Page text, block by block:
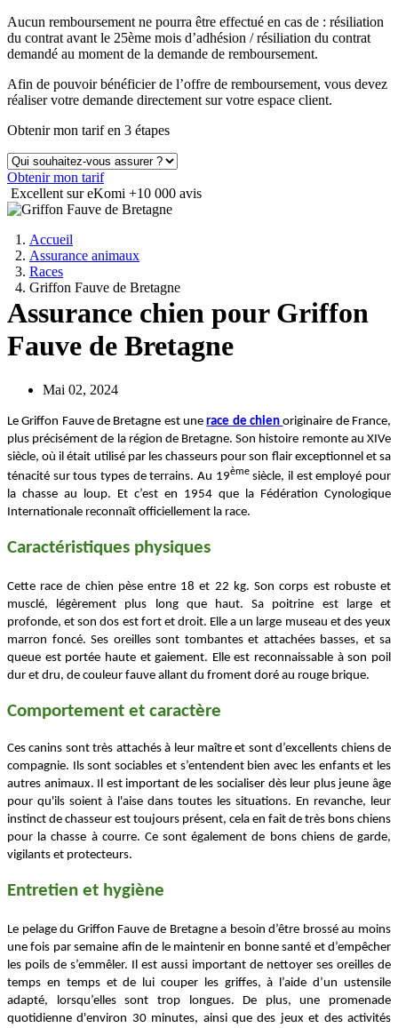
Aucun remboursement ne pourra être effectué en cas de : résiliation
du contrat avant le 25ème mois d’adhésion / résiliation du contrat
demandé au moment de la demande de remboursement.
Afin de pouvoir bénéficier de l’offre de remboursement, vous devez
réaliser votre demande directement sur votre espace client.
Obtenir mon tarif en 3 étapes
Obtenir mon tarif
Excellent sur eKomi +10 000 avis
Accueil
Assurance animaux
Races
Griffon Fauve de Bretagne
Assurance chien pour Griffon
Fauve de Bretagne
Mai 02, 2024
Le Griffon Fauve de Bretagne est unerace de chien originaire de France,
plus précisément de la région de Bretagne. Son histoire remonte au XIVe
siècle, où il était utilisé par les chasseurs pour son flair exceptionnel et sa
ténacité sur tous types de terrains. Au 19èmesiècle, il est employé pour
la chasse au loup. Et c’est en 1954 que la Fédération Cynologique
Internationale reconnaît officiellement la race.
Caractéristiques physiques
Cette race de chien pèse entre 18 et 22 kg. Son corps est robuste et
musclé, légèrement plus long que haut. Sa poitrine est large et
profonde, et son dos est fort et droit. Elle a un large museau et des yeux
marron foncé. Ses oreilles sont tombantes et attachées basses, et sa
queue est portée haute et gaiement. Elle est reconnaissable à son poil
dur et dru, de couleur fauve allant du froment doré au rouge brique.
Comportement et caractère
Ces canins sont très attachés à leur maître et sont d’excellents chiens de
compagnie. Ils sont sociables et s’entendent bien avec les enfants et les
autres animaux. Il est important de les socialiser dès leur plus jeune âge
pour qu'ils soient à l'aise dans toutes les situations. En revanche, leur
instinct de chasseur est toujours présent, cela en fait de très bons chiens
pour la chasse à courre. Ce sont également de bons chiens de garde,
vigilants et protecteurs.
Entretien et hygiène
Le pelage du Griffon Fauve de Bretagne a besoin d’être brossé au moins
une fois par semaine afin de le maintenir en bonne santé et d’empêcher
les poils de s’emmêler. Il est aussi important de nettoyer ses oreilles de
temps en temps et de lui couper les griffes, à l’aide d’un ustensile
adapté, lorsqu’elles sont trop longues. De plus, une promenade
quotidienne d'environ 30 minutes, ainsi que des jeux et des activités